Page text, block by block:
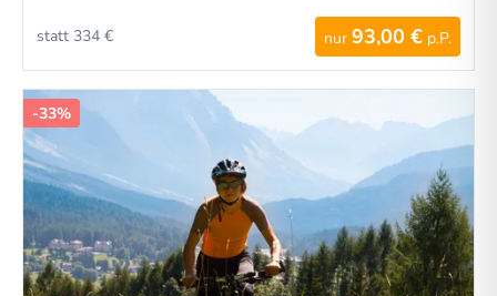
nur 93,00 € p.P.
statt 334 €
-33%